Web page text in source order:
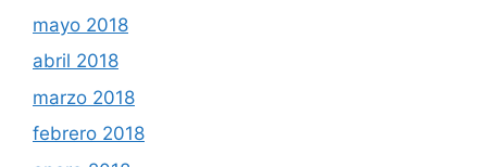
mayo 2018
abril 2018
marzo 2018
febrero 2018